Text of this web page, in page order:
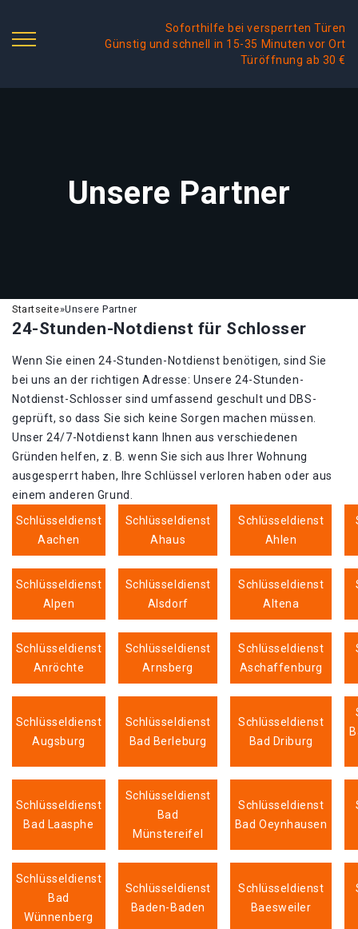
Soforthilfe bei versperrten Türen
Günstig und schnell in 15-35 Minuten vor Ort
Türöffnung ab 30 €
Unsere Partner
Startseite»Unsere Partner
24-Stunden-Notdienst für Schlosser
Wenn Sie einen 24-Stunden-Notdienst benötigen, sind Sie
bei uns an der richtigen Adresse: Unsere 24-Stunden-
Notdienst-Schlosser sind umfassend geschult und DBS-
geprüft, so dass Sie sich keine Sorgen machen müssen.
Unser 24/7-Notdienst kann Ihnen aus verschiedenen
Gründen helfen, z. B. wenn Sie sich aus Ihrer Wohnung
ausgesperrt haben, Ihre Schlüssel verloren haben oder aus
einem anderen Grund.
Schlüsseldienst
Aachen
Schlüsseldienst
Ahaus
Schlüsseldienst
Ahlen
Schlüsseldienst
Alpen
Schlüsseldienst
Alsdorf
Schlüsseldienst
Altena
Schlüsseldienst
Anröchte
Schlüsseldienst
Arnsberg
Schlüsseldienst
Aschaffenburg
Schlüsseldienst
Augsburg
Schlüsseldienst
Bad Berleburg
Schlüsseldienst
Bad Driburg
Schlüsseldienst
Bad Laasphe
Schlüsseldienst
Bad
Münstereifel
Schlüsseldienst
Bad Oeynhausen
Schlüsseldienst
Bad
Wünnenberg
Schlüsseldienst
Baden-Baden
Schlüsseldienst
Baesweiler